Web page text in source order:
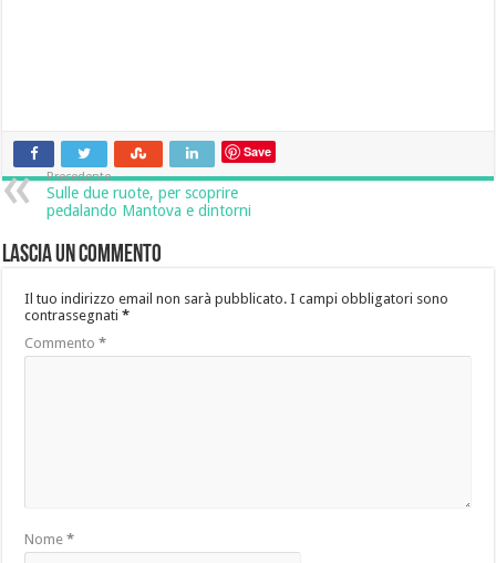
Save
Precedente
Sulle due ruote, per scoprire
pedalando Mantova e dintorni
Lascia un commento
Il tuo indirizzo email non sarà pubblicato. I campi obbligatori sono
contrassegnati*
Commento*
Nome*